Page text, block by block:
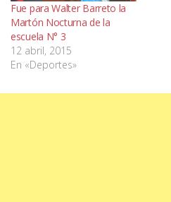
Fue para Walter Barreto la
Martón Nocturna de la
escuela N° 3
12 abril, 2015
En «Deportes»